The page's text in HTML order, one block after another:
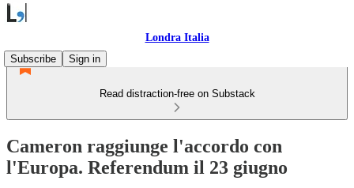
Londra Italia
Subscribe
Sign in
Read distraction-free on Substack
Cameron raggiunge l'accordo con
l'Europa. Referendum il 23 giugno